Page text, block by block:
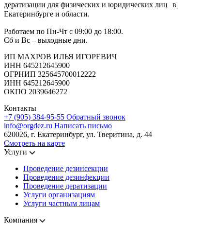
дератизации для физических и юридических лиц в
Екатеринбурге и области.
Работаем по Пн-Чт с 09:00 до 18:00.
Сб и Вс – выходные дни.
ИП МАХРОВ ИЛЬЯ ИГОРЕВИЧ
ИНН 645212645900
ОГРНИП 325645700012222
ИНН 645212645900
ОКПО 2039646272
Контакты
+7 (905) 384-95-55 Обратный звонок
info@orgdez.ru Написать письмо
620026, г. Екатеринбург, ул. Тверитина, д. 44
Смотреть на карте
Услуги
Проведение дезинсекции
Проведение дезинфекции
Проведение дератизации
Услуги организациям
Услуги частным лицам
Компания